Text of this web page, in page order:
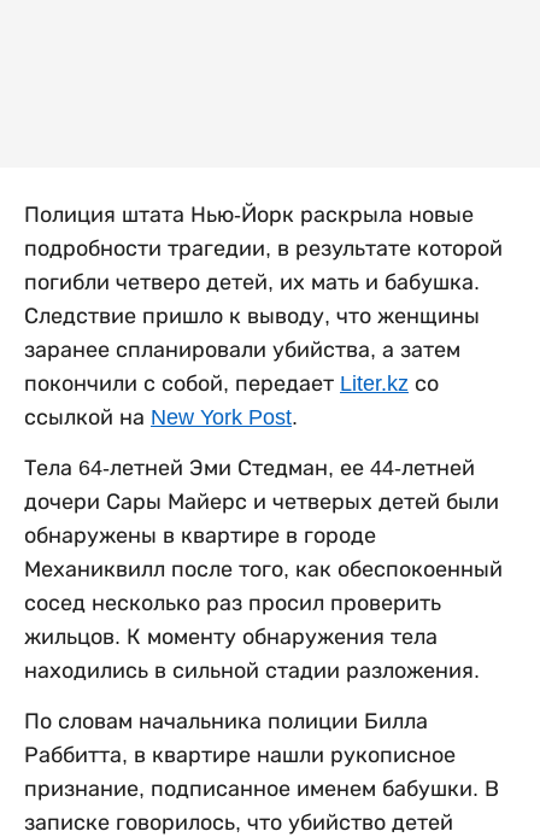
Полиция штата Нью-Йорк раскрыла новые
подробности трагедии, в результате которой
погибли четверо детей, их мать и бабушка.
Следствие пришло к выводу, что женщины
заранее спланировали убийства, а затем
покончили с собой, передает Liter.kz со
ссылкой на New York Post.
Тела 64-летней Эми Стедман, ее 44-летней
дочери Сары Майерс и четверых детей были
обнаружены в квартире в городе
Механиквилл после того, как обеспокоенный
сосед несколько раз просил проверить
жильцов. К моменту обнаружения тела
находились в сильной стадии разложения.
По словам начальника полиции Билла
Раббитта, в квартире нашли рукописное
признание, подписанное именем бабушки. В
записке говорилось, что убийство детей